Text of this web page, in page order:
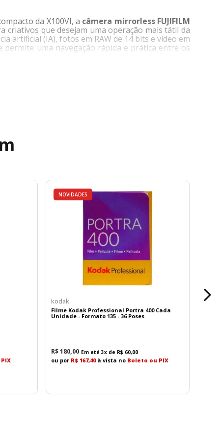
da X100VI, a câmera mirrorless FUJIFILM
criativos que desejam uma operação mais tátil da
artificial (IA), fotos em RAW de 14 bits e vídeo em
permite uma navegação rápida e prática entre os
a 12.800 é expansível, atingindo uma faixa de
a X-E5 oferece uma maneira ergonômica de
a configuração selecionada através de uma
campo. A X-E5 inclui 20 modos exclusivos de
e PRO Neg. Std, Neg. Clássico, Neg. Nostálgico,
e Branco, Preto e Branco + Filtro Ye, Preto e Branco
confiável na gravação de vídeo quanto na captura
NOVIDADES
kodak
Filme Kodak Professional Portra 400 Cada
Unidade - Formato 135 - 36 Poses
R$180 00 Em até3x de R$ 60,00
ou por R$ 167,40à vista no Boleto ou PIX